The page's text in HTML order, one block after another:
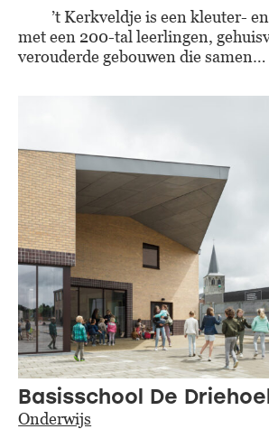
’t Kerkveldje is een kleuter-
met een 200-tal leerlingen,
verouderde gebouwen die samen…
Basisschool De
Onderwijs